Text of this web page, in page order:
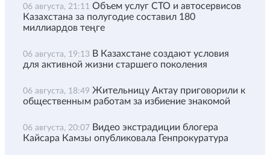
06 августа, 21:11 Объем услуг СТО и автосервисов
Казахстана за полугодие составил 180
миллиардов теңге
06 августа, 19:13 В Казахстане создают условия
для активной жизни старшего поколения
06 августа, 18:49 Жительницу Актау приговорили к
общественным работам за избиение знакомой
06 августа, 20:07 Видео экстрадиции блогера
Кайсара Камзы опубликовала Генпрокуратура